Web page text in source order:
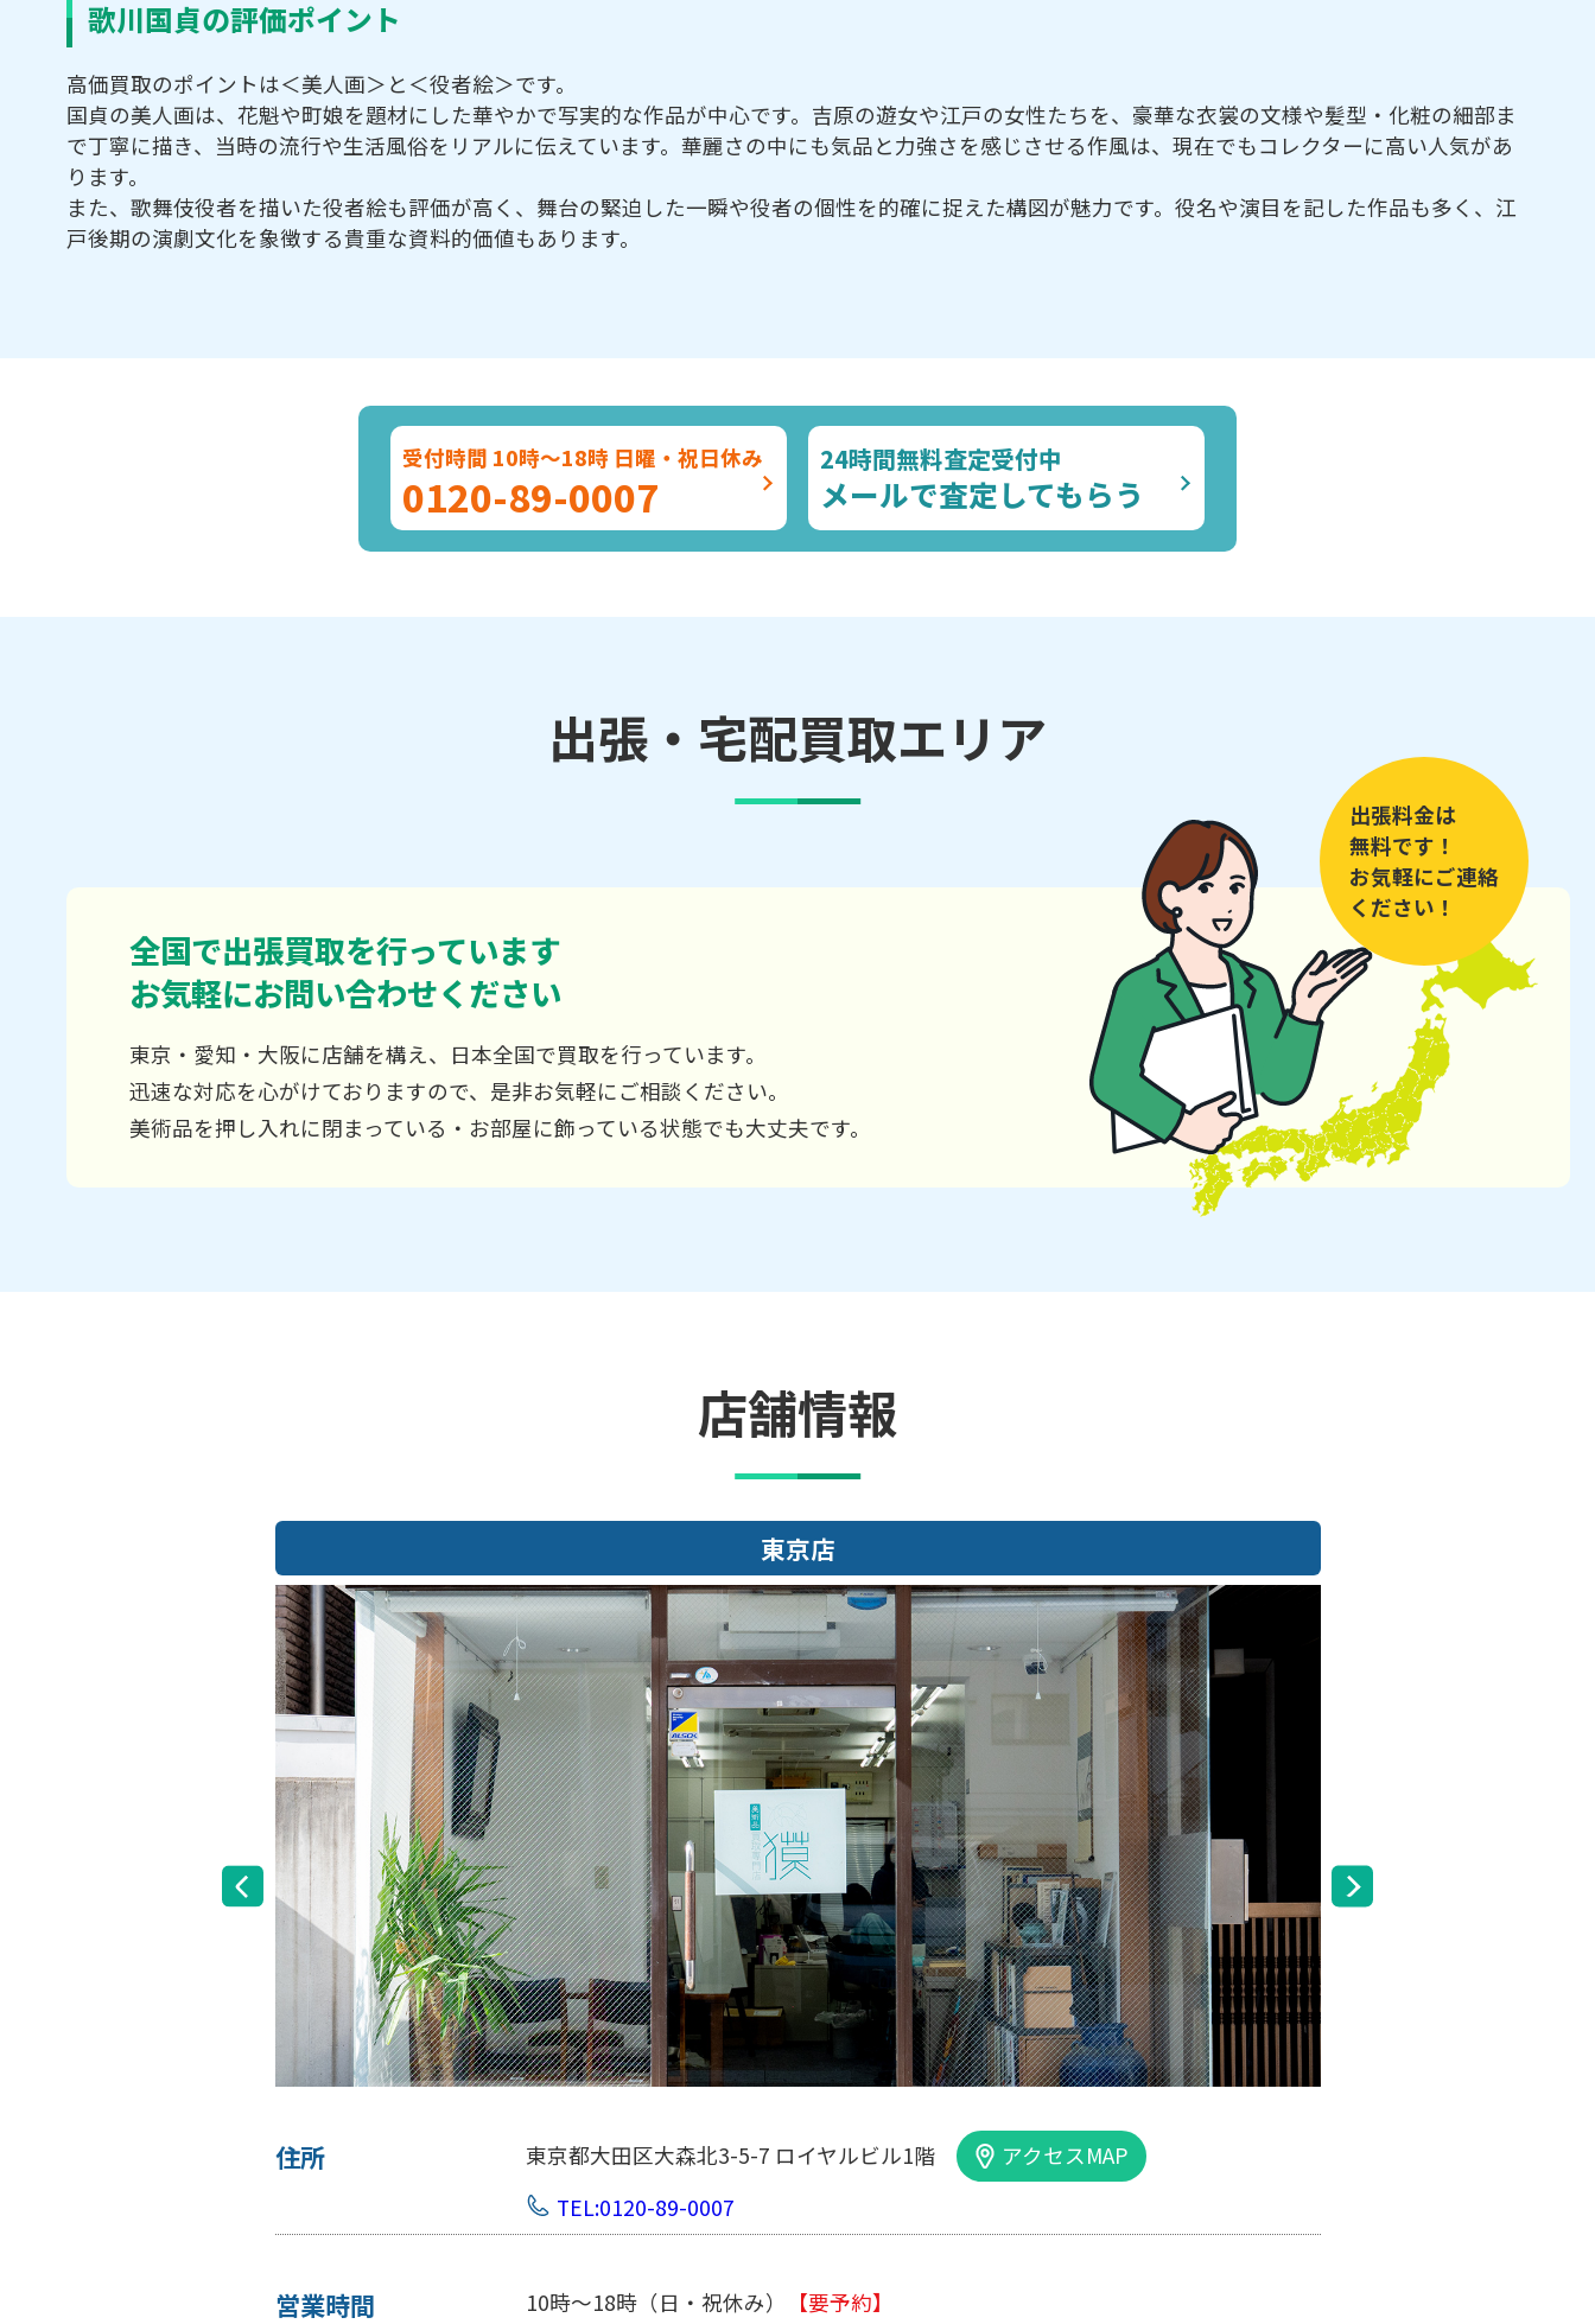
歌川国貞の評価ポイント
高価買取のポイントは＜美人画＞と＜役者絵＞です。
国貞の美人画は、花魁や町娘を題材にした華やかで写実的な作品が中心です。吉原の遊女や江戸の女性たちを、豪華な衣裳の文様や髪型・化粧の細部ま
で丁寧に描き、当時の流行や生活風俗をリアルに伝えています。華麗さの中にも気品と力強さを感じさせる作風は、現在でもコレクターに高い人気があ
ります。
また、歌舞伎役者を描いた役者絵も評価が高く、舞台の緊迫した一瞬や役者の個性を的確に捉えた構図が魅力です。役名や演目を記した作品も多く、江
戸後期の演劇文化を象徴する貴重な資料的価値もあります。
受付時間 10時～18時 日曜・祝日休み
0120-89-0007
24時間無料査定受付中
メールで査定してもらう
出張・宅配買取エリア
全国で出張買取を行っています
お気軽にお問い合わせください
東京・愛知・大阪に店舗を構え、日本全国で買取を行っています。
迅速な対応を心がけておりますので、是非お気軽にご相談ください。
美術品を押し入れに閉まっている・お部屋に飾っている状態でも大丈夫です。
出張料金は
無料です！
お気軽にご連絡
ください！
店舗情報
東京店
住所 東京都大田区大森北3-5-7 ロイヤルビル1階
アクセスMAP
TEL:0120-89-0007
営業時間 10時～18時（日・祝休み） 【要予約】